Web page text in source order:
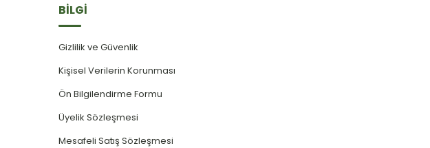
BİLGİ
Gizlilik ve Güvenlik
Kişisel Verilerin Korunması
Ön Bilgilendirme Formu
Üyelik Sözleşmesi
Mesafeli Satış Sözleşmesi